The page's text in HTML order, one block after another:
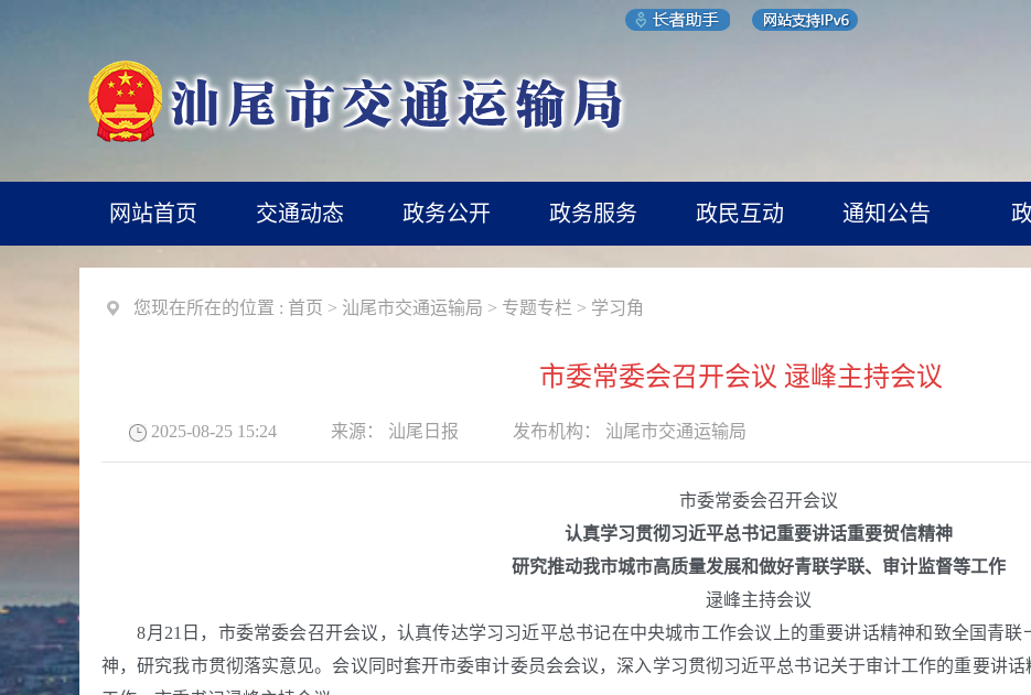
网站首页 交通动态 政务公开 政务服务 政民互动 通知公告
您现在所在的位置 : 首页 > 汕尾市交通运输局 > 专题专栏 > 学习角
市委常委会召开会议 逯峰主持会议
2025-08-25 15:24 来源： 汕尾日报 发布机构： 汕尾市交通运输局
市委常委会召开会议
认真学习贯彻习近平总书记重要讲话重要贺信精神
研究推动我市城市高质量发展和做好青联学联、审计监督等工作
逯峰主持会议
8月21日，市委常委会召开会议，认真传达学习习近平总书记在中央城市工作会议上的重要讲话精神和致全国青
神，研究我市贯彻落实意见。会议同时套开市委审计委员会会议，深入学习贯彻习近平总书记关于审计工作的重要讲话